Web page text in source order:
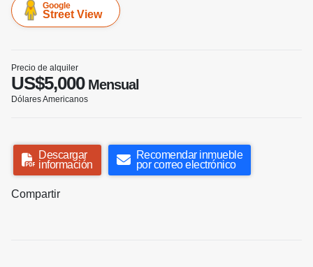
Google
Street View
Precio de alquiler
US$5,000Mensual
Dólares Americanos
Descargar
información
Recomendar inmueble
por correo electrónico
Compartir